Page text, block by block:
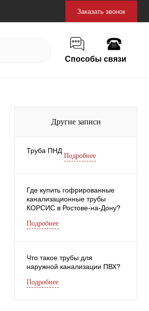
Заказать звонок
Способы связи
Другие записи
Труба ПНД
Подробнее
Где купить гофрированные
канализационные трубы
КОРСИС в Ростове-на-Дону?
Подробнее
Что такое трубы для
наружной канализации ПВХ?
Подробнее